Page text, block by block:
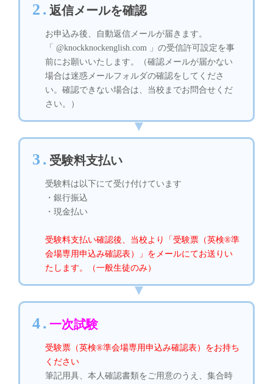
2. 返信メールを確認
お申込み後、自動返信メールが届きます。
「 @knockknockenglish.com 」の受信許可設定を事
前にお願いいたします。（確認メールが届かない
場合は迷惑メールフォルダの確認をしてくださ
い。確認できない場合は、当校までお問合せくだ
さい。）
3. 受験料支払い
受験料は以下にて受け付けています
・銀行振込
・現金払い
受験料支払い確認後、当校より「受験票（英検®準
会場専用申込み確認表）」をメールにてお送りい
たします。（一般生徒のみ）
4. 一次試験
受験票（英検®準会場専用申込み確認表）をお持ち
ください
筆記用具、本人確認書類をご用意のうえ、集合時